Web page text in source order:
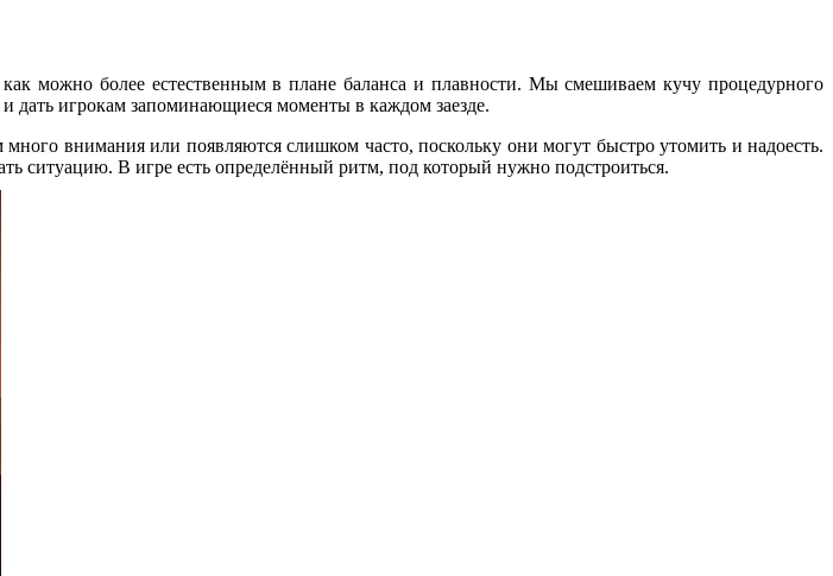
можно более естественным в плане баланса и плавности. Мы смешиваем кучу процедурного
дать игрокам запоминающиеся моменты в каждом заезде.
внимания или появляются слишком часто, поскольку они могут быстро утомить и надоесть.
ситуацию. В игре есть определённый ритм, под который нужно подстроиться.